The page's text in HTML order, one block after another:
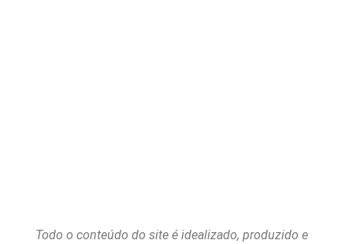
Todo o conteúdo do site é idealizado, produzido e